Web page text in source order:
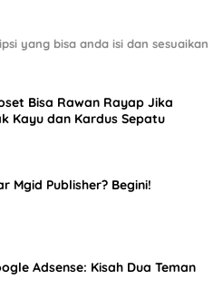
yang bisa anda isi dan sesuaikan
Bisa Rawan Rayap Jika
Kayu dan Kardus Sepatu
Mgid Publisher? Begini!
Adsense: Kisah Dua Teman